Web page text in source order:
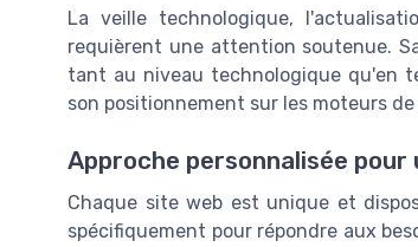
La veille technologique,
requièrent une attention soutenue.
tant au niveau technologique qu'en
son positionnement sur les moteurs
Approche personnalisée
Chaque site web est unique et
spécifiquement pour répondre aux